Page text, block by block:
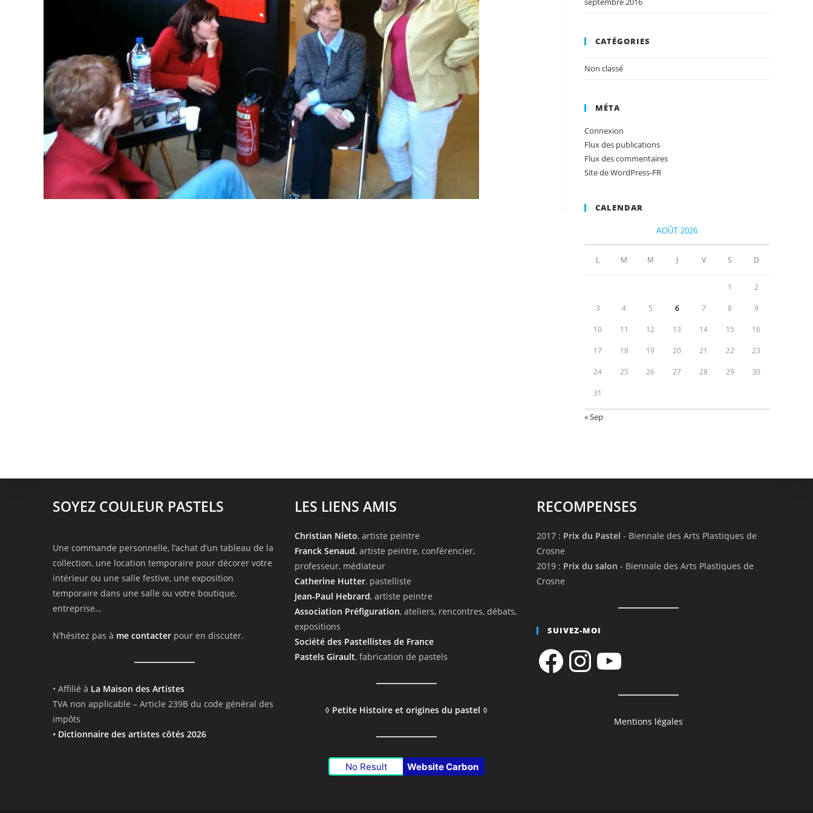
CATÉGORIES
Non classé
MÉTA
Connexion
Flux des publications
Flux des commentaires
Site de WordPress-FR
CALENDAR
AOÛT 2026
L M M J V S D
1 2
3 4 5 6 7 8 9
10 11 12 13 14 15 16
17 18 19 20 21 22 23
24 25 26 27 28 29 30
31
« Sep
SOYEZ COULEUR PASTELS
Une commande personnelle, l’achat d’un tableau de la
collection, une location temporaire pour décorer votre
intérieur ou une salle festive, une exposition
temporaire dans une salle ou votre boutique,
entreprise…
N’hésitez pas à me contacter pour en discuter.
• Affilié à La Maison des Artistes
TVA non applicable – Article 239B du code général des
impôts
• Dictionnaire des artistes côtés 2026
LES LIENS AMIS
Christian Nieto, artiste peintre
Franck Senaud, artiste peintre, conférencier,
professeur, médiateur
Catherine Hutter, pastelliste
Jean-Paul Hebrard, artiste peintre
Association Préfiguration, ateliers, rencontres, débats,
expositions
Société des Pastellistes de France
Pastels Girault, fabrication de pastels
◊ Petite Histoire et origines du pastel ◊
No Result Website Carbon
RECOMPENSES
2017 : Prix du Pastel - Biennale des Arts Plastiques de
Crosne
2019 : Prix du salon - Biennale des Arts Plastiques de
Crosne
SUIVEZ-MOI
FacebookInstagramYouTube
Mentions légales